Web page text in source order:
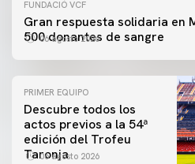
FUNDACIÓ VCF
Gran respuesta solidaria en
500 donantes de sangre
06 agosto 2026
PRIMER EQUIPO
Descubre todos los
actos previos a la 54ª
edición del Trofeu
Taronja
06 agosto 2026